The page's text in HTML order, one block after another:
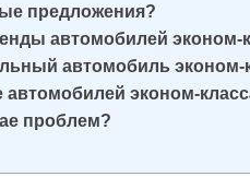
предложения?
автомобилей эконом-
автомобиль эконом-
эконом-
проблем?